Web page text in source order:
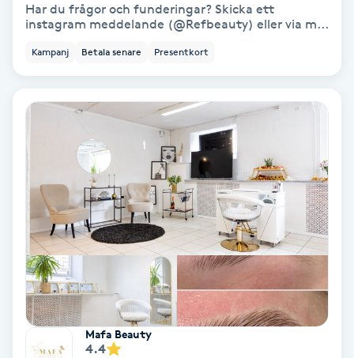
Olaplex
Ombre
Ombre brows
Ombre naglar
Optiker
Ortobionomi
Ortopedi
Har du frågor och funderingar? Skicka ett
instagram meddelande (@Refbeauty) eller via m...
Kampanj Betala senare Presentkort
Mafa Beauty
4.4